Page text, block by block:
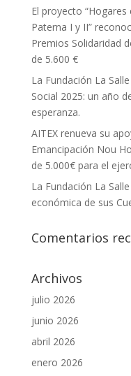
El proyecto
Paterna I y II”
Premios Solidaridad
de 5.600 €
La Fundación La
Social 2025: un año
esperanza.
AITEX renueva su
Emancipación Nou
de 5.000€ para el
La Fundación La
económica de sus
Comentarios
Archivos
julio 2026
junio 2026
abril 2026
enero 2026